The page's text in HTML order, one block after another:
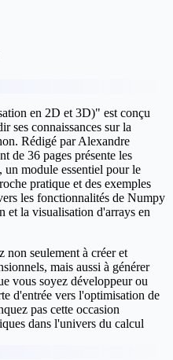
en 2D et 3D)" est conçu
ses connaissances sur la
Rédigé par Alexandre
de 36 pages présente les
module essentiel pour le
pratique et des exemples
les fonctionnalités de Numpy
et la visualisation d'arrays en
non seulement à créer et
mais aussi à générer
vous soyez développeur ou
d'entrée vers l'optimisation de
pas cette occasion
dans l'univers du calcul